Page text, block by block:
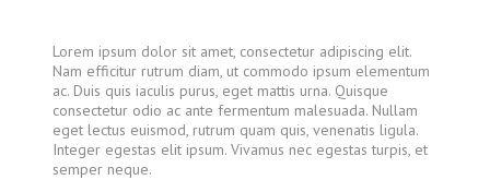
Lorem ipsum dolor sit amet, consectetur adipiscing elit.
Nam efficitur rutrum diam, ut commodo ipsum elementum
ac. Duis quis iaculis purus, eget mattis urna. Quisque
consectetur odio ac ante fermentum malesuada. Nullam
eget lectus euismod, rutrum quam quis, venenatis ligula.
Integer egestas elit ipsum. Vivamus nec egestas turpis, et
semper neque.